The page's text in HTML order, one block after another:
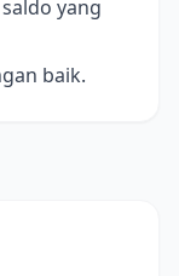
yang
baik.